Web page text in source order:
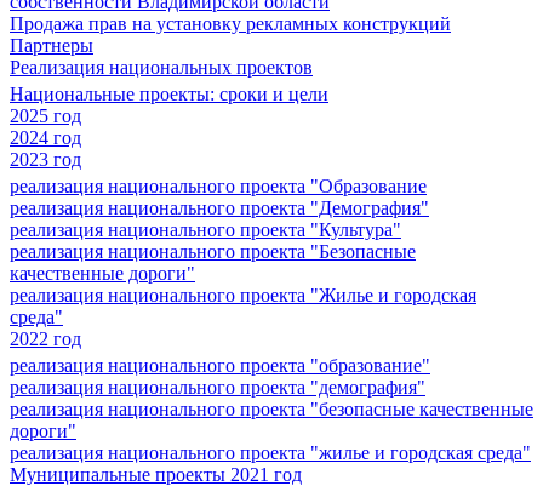
Продажа прав на установку рекламных конструкций
Партнеры
Реализация национальных проектов
Национальные проекты: сроки и цели
2025 год
2024 год
2023 год
реализация национального проекта "Образование
реализация национального проекта "Демография"
реализация национального проекта "Культура"
реализация национального проекта "Безопасные
качественные дороги"
реализация национального проекта "Жилье и городская
среда"
2022 год
реализация национального проекта "образование"
реализация национального проекта "демография"
реализация национального проекта "безопасные качественные
дороги"
реализация национального проекта "жилье и городская среда"
Муниципальные проекты 2021 год